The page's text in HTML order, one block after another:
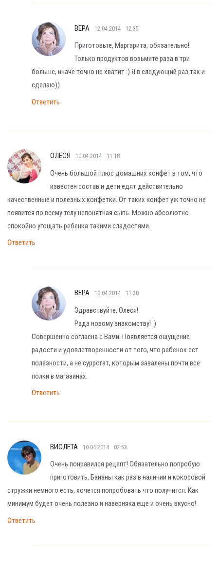
ВЕРА 12.04.2014 12:35
Приготовьте, Маргарита, обязательно!
Только продуктов возьмите раза в три
больше, иначе точно не хватит :) Я в следующий раз так и
сделаю))
Ответить
ОЛЕСЯ 10.04.2014 11:18
Очень большой плюс домашних конфет в том, что
известен состав и дети едят действительно
качественные и полезных конфетки. От таких конфет уж точно не
появится по всему телу непонятная сыпь. Можно абсолютно
спокойно угощать ребенка такими сладостями.
Ответить
ВЕРА 10.04.2014 11:30
Здравствуйте, Олеся!
Рада новому знакомству! :)
Совершенно согласна с Вами. Появляется ощущение
радости и удовлетворенности от того, что ребенок ест
полезности, а не суррогат, которым завалены почти все
полки в магазинах.
Ответить
ВИОЛЕТА 10.04.2014 02:53
Очень понравился рецепт! Обязательно попробую
приготовить. Бананы как раз в наличии и кокосовой
стружки немного есть, хочется попробовать что получится. Как
минимум будет очень полезно и наверняка еще и очень вкусно!
Ответить